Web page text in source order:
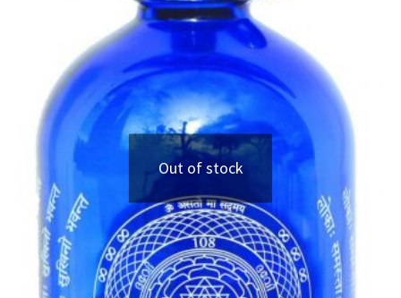
Out of stock